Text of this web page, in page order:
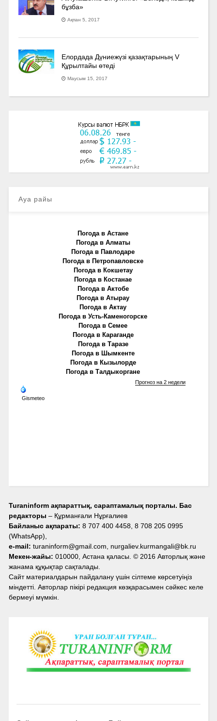
бұзба»
Ақпан 5, 2017
Елордада Дүниежүзі қазақтарының V
Құрылтайы өтеді
Маусым 15, 2017
Ауа райы
Погода в Астане
Погода в Алматы
Погода в Павлодаре
Погода в Петропавловске
Погода в Кокшетау
Погода в Костанае
Погода в Актобе
Погода в Атырау
Погода в Актау
Погода в Усть-Каменогорске
Погода в Семее
Погода в Караганде
Погода в Таразе
Погода в Шымкенте
Погода в Кызылорде
Погода в Талдыкоргане
Gismeteo
Прогноз на 2 недели
Turaninform ақпараттық, сараптамалық порталы. Бас
редакторы – Құрманғали Нұрғалиев
Байланыс ақпараты: 8 707 400 4458, 8 708 205 0995
(WhatsApp),
e-mail: turaninform@gmail.com, nurgaliev.kurmangali@bk.ru
Мекен-жайы: 010000, Астана қаласы. © 2016 Авторлық және
жанама құқықтар сақталады.
Сайт материалдарын пайдалану үшін сілтеме көрсетуіңіз
міндетті. Авторлар пікірі редакция көзқарасымен сәйкес келе
бермеуі мүмкін.